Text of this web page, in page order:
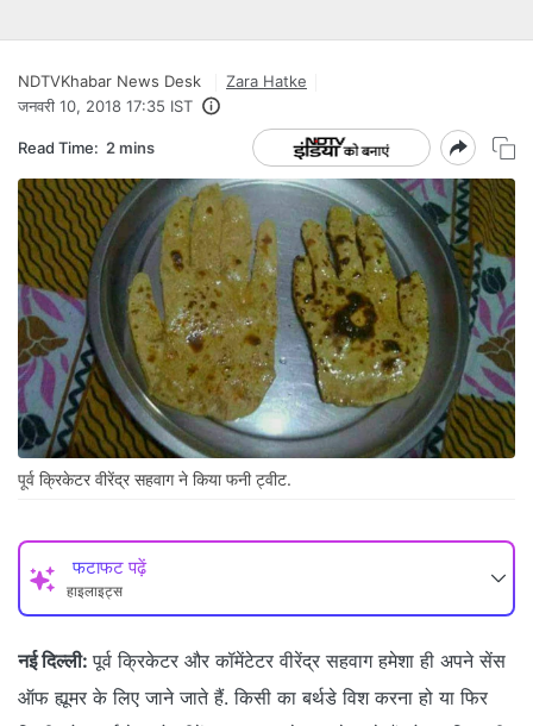
NDTVKhabar News Desk
Zara Hatke
जनवरी 10, 2018 17:35 IST
Read Time: 2 mins
पूर्व क्रिकेटर वीरेंद्र सहवाग ने किया फनी ट्वीट.
फटाफट पढ़ें
हाइलाइट्स
नई दिल्ली: पूर्व क्रिकेटर और कॉमेंटेटर वीरेंद्र सहवाग हमेशा ही अपने सेंस
ऑफ ह्यूमर के लिए जाने जाते हैं. किसी का बर्थडे विश करना हो या फिर